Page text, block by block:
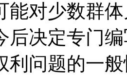
能对少数群
后决定专门
利问题的一